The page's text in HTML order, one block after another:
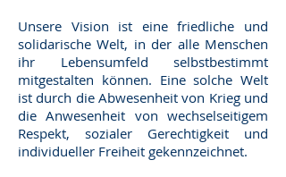
Unsere Vision ist eine friedliche und
solidarische Welt, in der alle Menschen
ihr Lebensumfeld selbstbestimmt
mitgestalten können. Eine solche Welt
ist durch die Abwesenheit von Krieg und
die Anwesenheit von wechselseitigem
Respekt, sozialer Gerechtigkeit und
individueller Freiheit gekennzeichnet.